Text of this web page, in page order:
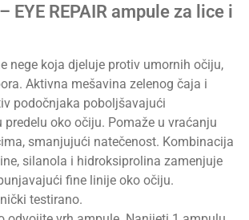
EYE REPAIR ampule za lice i
nege koja djeluje protiv umornih očiju,
Aktivna mešavina zelenog čaja i
podočnjaka poboljšavajući
oko očiju. Pomaže u vraćanju
smanjujući natečenost. Kombinacija
silanola i hidroksiprolina zamenjuje
fine linije oko očiju.
testirano.